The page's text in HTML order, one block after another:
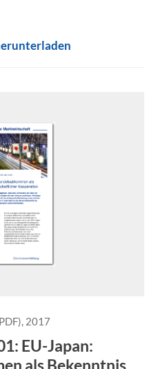
2017
EU-Japan:
als Bekenntnis